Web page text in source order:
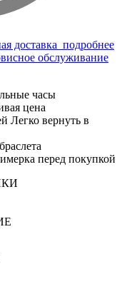
доставка подробнее
обслуживание
часы
цена
Легко вернуть в
перед покупкой